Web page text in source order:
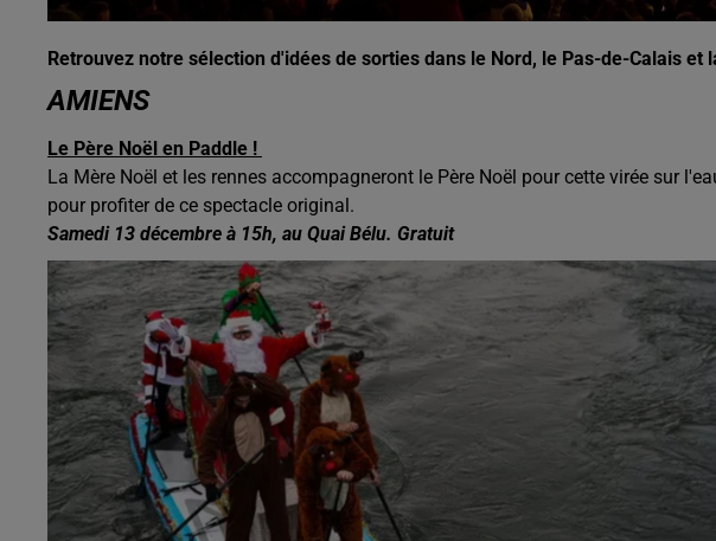
Retrouvez notre sélection d'idées de sorties dans le Nord, le Pas-de-Calais et
AMIENS
Le Père Noël en Paddle !
La Mère Noël et les rennes accompagneront le Père Noël pour cette virée sur
pour profiter de ce spectacle original.
Samedi 13 décembre à 15h, au Quai Bélu. Gratuit